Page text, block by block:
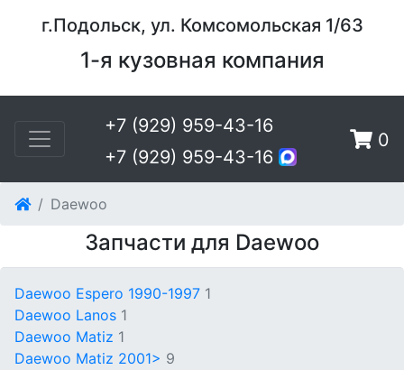
г.Подольск, ул. Комсомольская 1/63
1-я кузовная компания
+7 (929) 959-43-16
+7 (929) 959-43-16
0
Daewoo
Запчасти для Daewoo
Daewoo Espero 1990-1997 1
Daewoo Lanos 1
Daewoo Matiz 1
Daewoo Matiz 2001> 9